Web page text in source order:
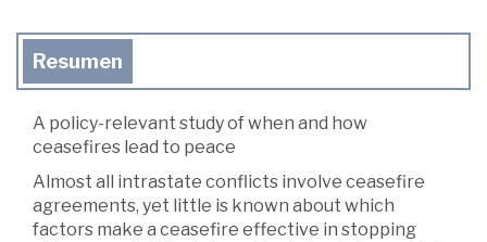
Resumen
A policy-relevant study of when and how
ceasefires lead to peace
Almost all intrastate conflicts involve ceasefire
agreements, yet little is known about which
factors make a ceasefire effective in stopping